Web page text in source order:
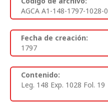
AGCA A1-148-1797-1028-
Fecha de creación:
1797
Contenido:
Leg. 148 Exp. 1028 Fol. 19